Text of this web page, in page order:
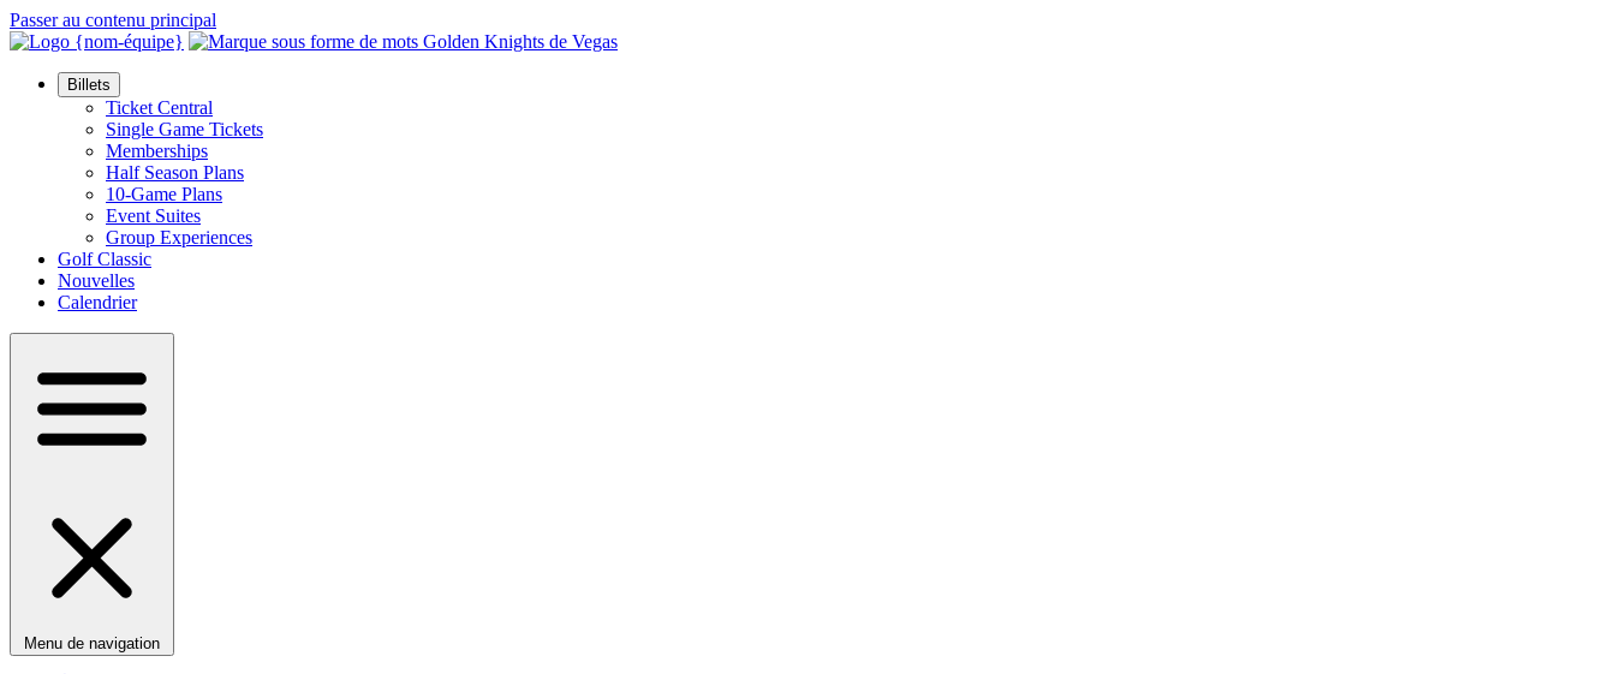
Passer au contenu principal
Billets
Ticket Central
Single Game Tickets
Memberships
Half Season Plans
10-Game Plans
Event Suites
Group Experiences
Golf Classic
Nouvelles
Calendrier
Menu de navigation